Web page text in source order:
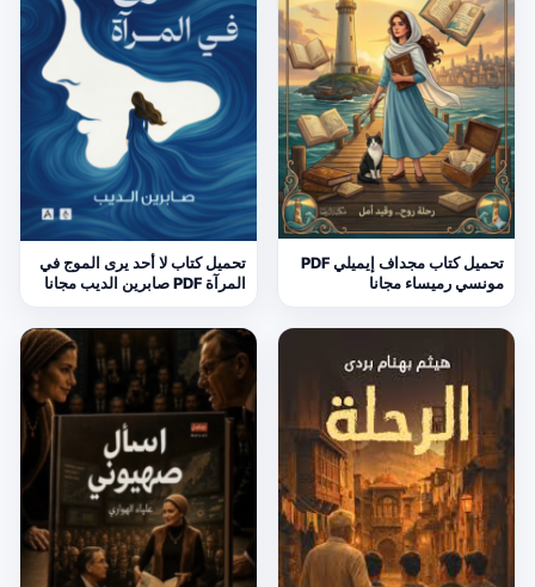
تحميل كتاب مجداف إيميلي PDF
مونسي رميساء مجانا
تحميل كتاب لا أحد يرى الموج في
المرآة PDF صابرين الديب مجانا